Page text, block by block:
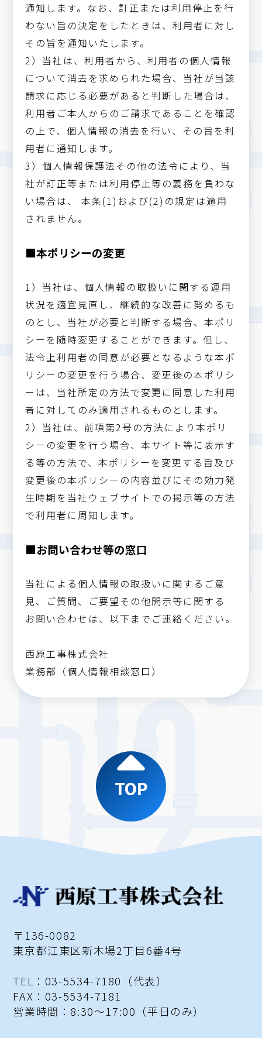
通知します。なお、訂正または利用停止を行
わない旨の決定をしたときは、利用者に対し
その旨を通知いたします。
2）当社は、利用者から、利用者の個人情報
について消去を求められた場合、当社が当該
請求に応じる必要があると判断した場合は、
利用者ご本人からのご請求であることを確認
の上で、個人情報の消去を行い、その旨を利
用者に通知します。
3）個人情報保護法その他の法令により、当
社が訂正等または利用停止等の義務を負わな
い場合は、 本条(1)および(2)の規定は適用
されません。
■本ポリシーの変更
1）当社は、個人情報の取扱いに関する運用
状況を適宜見直し、継続的な改善に努めるも
のとし、当社が必要と判断する場合、本ポリ
シーを随時変更することができます。但し、
法令上利用者の同意が必要となるような本ポ
リシーの変更を行う場合、変更後の本ポリシ
ーは、当社所定の方法で変更に同意した利用
者に対してのみ適用されるものとします。
2）当社は、前項第2号の方法により本ポリ
シーの変更を行う場合、本サイト等に表示す
る等の方法で、本ポリシーを変更する旨及び
変更後の本ポリシーの内容並びにその効力発
生時期を当社ウェブサイトでの掲示等の方法
で利用者に周知します。
■お問い合わせ等の窓口
当社による個人情報の取扱いに関するご意
見、ご質問、ご要望その他開示等に関する
お問い合わせは、以下までご連絡ください。
西原工事株式会社
業務部（個人情報相談窓口）
TOP
〒136-0082
東京都江東区新木場2丁目6番4号
TEL：03-5534-7180（代表）
FAX：03-5534-7181
営業時間：8:30～17:00 （平日のみ）